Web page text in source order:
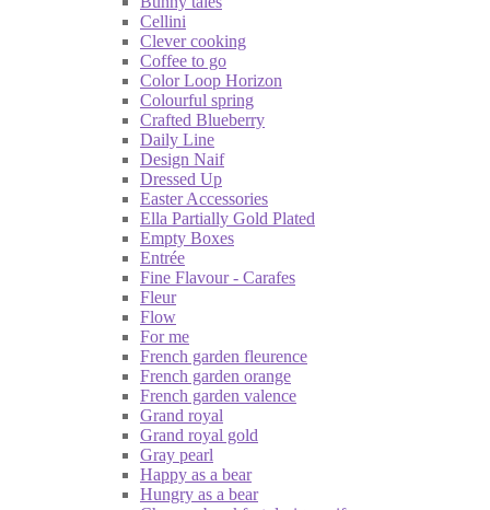
Cellini
Clever cooking
Coffee to go
Color Loop Horizon
Colourful spring
Crafted Blueberry
Daily Line
Design Naif
Dressed Up
Easter Accessories
Ella Partially Gold Plated
Empty Boxes
Entrée
Fine Flavour - Carafes
Fleur
Flow
For me
French garden fleurence
French garden orange
French garden valence
Grand royal
Grand royal gold
Gray pearl
Happy as a bear
Hungry as a bear